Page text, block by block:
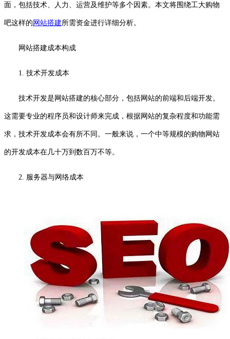
面，包括技术、人力、运营及维护等多个因素。本文将围绕工大购物
吧这样的 网站搭建所需资金进行详细分析。
网站搭建成本构成
1. 技术开发成本
技术开发是网站搭建的核心部分，包括网站的前端和后端开发。
这需要专业的程序员和设计师来完成，根据网站的复杂程度和功能需
求，技术开发成本会有所不同。一般来说，一个中等规模的购物网站
的开发成本在几十万到数百万不等。
2. 服务器与网络成本